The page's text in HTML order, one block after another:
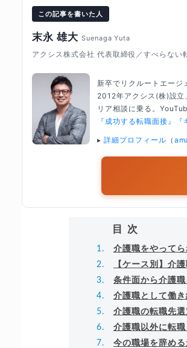
この記事を書いた人
末永 雄大 Suenaga Yuta
アクシス株式会社 代表取締役／すべらない
新卒でリクルートエージ
2012年アクシス(株)設立
リア相談に乗る。
『成功する転職面接』
▸ 詳細プロフィール （
目次
介護職をやって
【ケース別】介
条件面から介護
介護職として働き
介護職の転職先
介護職以外に転
今の職場を辞め